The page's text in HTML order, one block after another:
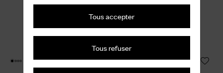
Tous accepter
Tous refuser